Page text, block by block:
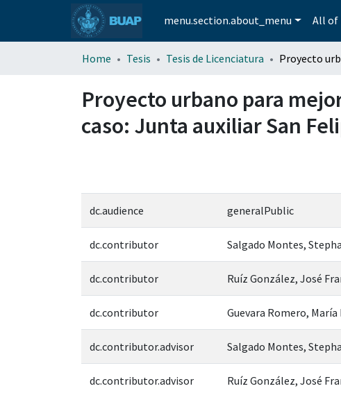
menu.section.about_menu All of
Home Tesis Tesis de Licenciatura
Proyecto urbano para
caso: Junta auxiliar San
dc.audience generalPublic
dc.contributor Salgado Montes,
dc.contributor Ruíz González, José
dc.contributor Guevara Romero, María
dc.contributor.advisor Salgado Montes,
dc.contributor.advisor Ruíz González, José